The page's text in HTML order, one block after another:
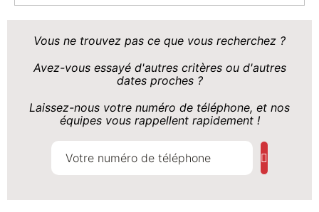
Vous ne trouvez pas ce que vous recherchez ?
Avez-vous essayé d'autres critères ou d'autres
dates proches ?
Laissez-nous votre numéro de téléphone, et nos
équipes vous rappellent rapidement !